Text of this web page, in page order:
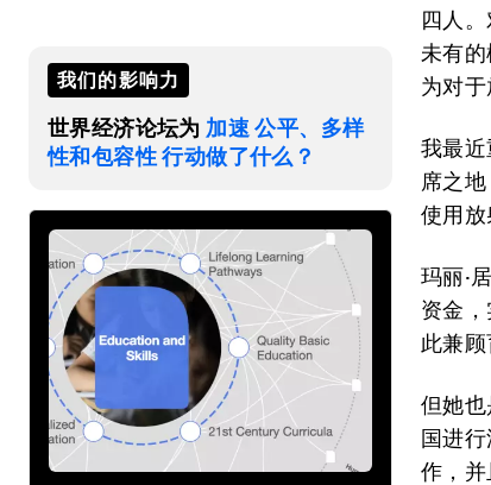
我们的影响力
世界经济论坛为 加速 公平、多样
性和包容性 行动做了什么？
四人
未有
为对
我最
席之
使用放
玛丽·
资金
此兼顾
但她
国进
作，并